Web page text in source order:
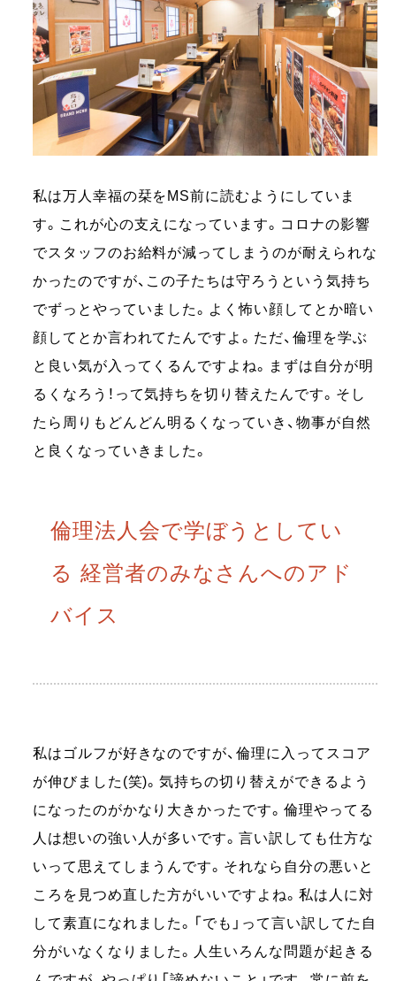
私は万人幸福の栞をMS前に読むようにしていま
す。これが心の支えになっています。コロナの影響
でスタッフのお給料が減ってしまうのが耐えられな
かったのですが、この子たちは守ろうという気持ち
でずっとやっていました。よく怖い顔してとか暗い
顔してとか言われてたんですよ。ただ、倫理を学ぶ
と良い気が入ってくるんですよね。まずは自分が明
るくなろう！って気持ちを切り替えたんです。そし
たら周りもどんどん明るくなっていき、物事が自然
と良くなっていきました。
倫理法人会で学ぼうとしてい
る 経営者のみなさんへのアド
バイス
私はゴルフが好きなのですが、倫理に入ってスコア
が伸びました(笑)。気持ちの切り替えができるよう
になったのがかなり大きかったです。倫理やってる
人は想いの強い人が多いです。言い訳しても仕方な
いって思えてしまうんです。それなら自分の悪いと
ころを見つめ直した方がいいですよね。私は人に対
して素直になれました。「でも」って言い訳してた自
分がいなくなりました。人生いろんな問題が起きる